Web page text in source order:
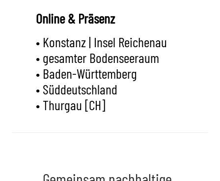
Online & Präsenz
• Konstanz | Insel Reichenau
• gesamter Bodenseeraum
• Baden-Württemberg
• Süddeutschland
• Thurgau [CH]